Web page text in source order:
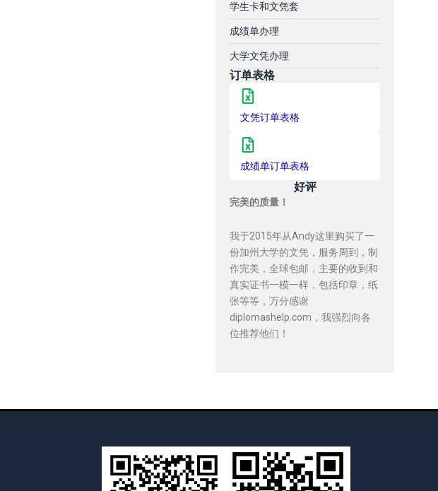
学生卡和文凭套
成绩单办理
大学文凭办理
订单表格
文凭订单表格
成绩单订单表格
好评
完美的质量！
我于2015年从Andy这里购买了一
份加州大学的文凭，服务周到，制
作完美，全球包邮，主要的收到和
真实证书一模一样，包括印章，纸
张等等，万分感谢
diplomashelp.com，我强烈向各
位推荐他们！